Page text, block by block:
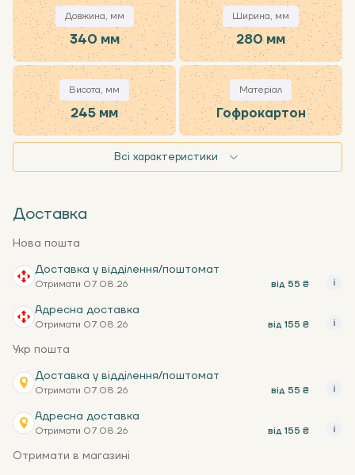
Довжина, мм
340 мм
Ширина, мм
280 мм
Висота, мм
245 мм
Матеріал
Гофрокартон
Всі характеристики
Доставка
Нова пошта
Доставка у відділення/поштомат
Отримати 07.08.26 від 55 ₴
Адресна доставка
Отримати 07.08.26 від 155 ₴
Укр пошта
Доставка у відділення/поштомат
Отримати 07.08.26 від 55 ₴
Адресна доставка
Отримати 07.08.26 від 155 ₴
Отримати в магазині